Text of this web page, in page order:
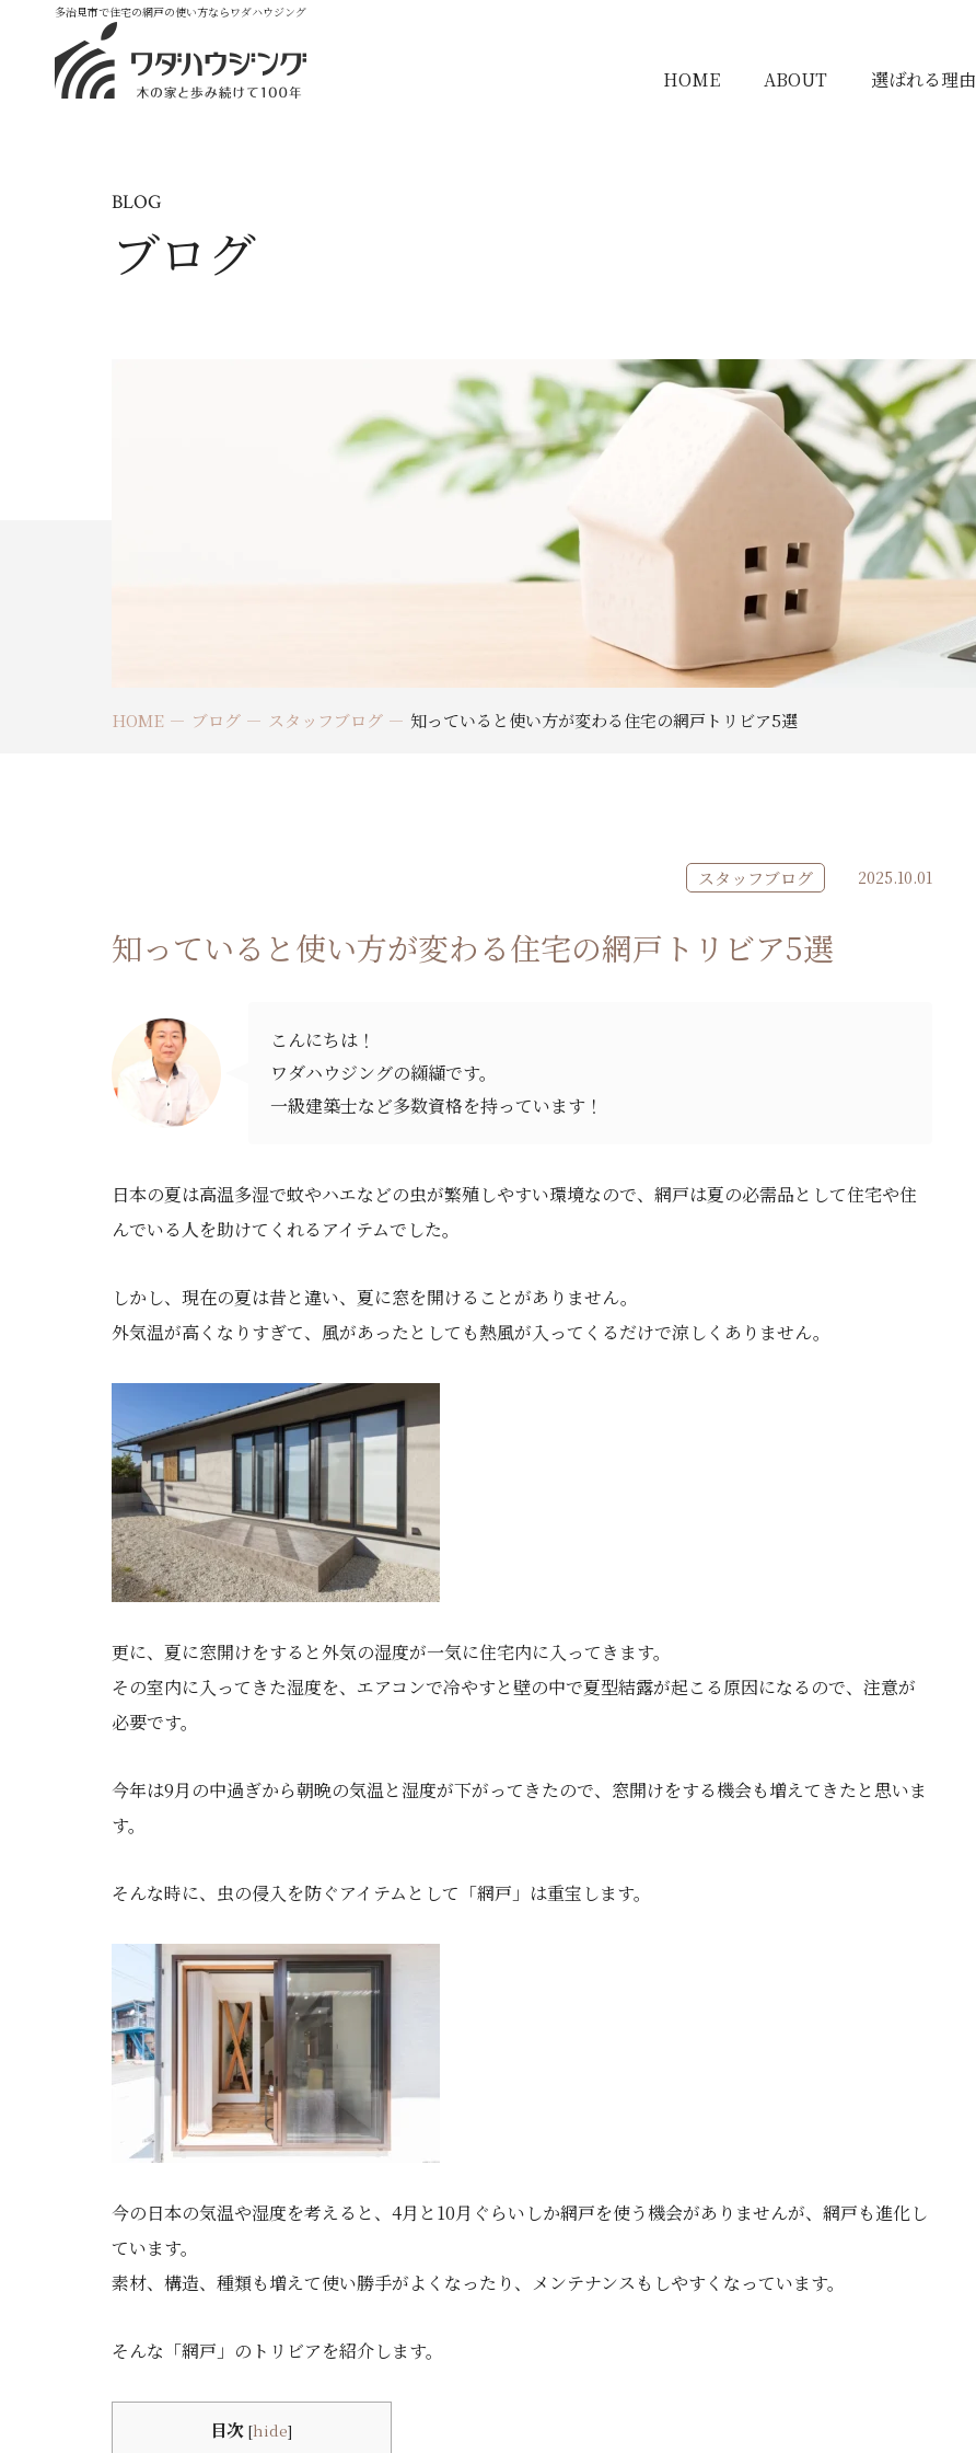
多治見市で住宅の網戸の使い方ならワダハウジング
HOME ABOUT 選ばれる理由
BLOG
ブログ
HOME ブログ スタッフブログ 知っていると使い方が変わる住宅の網戸トリビア5選
スタッフブログ 2025.10.01
知っていると使い方が変わる住宅の網戸トリビア5選
こんにちは！
ワダハウジングの纐纈です。
一級建築士など多数資格を持っています！
日本の夏は高温多湿で蚊やハエなどの虫が繁殖しやすい環境なので、網戸は夏の必需品として住宅や住
んでいる人を助けてくれるアイテムでした。
しかし、現在の夏は昔と違い、夏に窓を開けることがありません。
外気温が高くなりすぎて、風があったとしても熱風が入ってくるだけで涼しくありません。
更に、夏に窓開けをすると外気の湿度が一気に住宅内に入ってきます。
その室内に入ってきた湿度を、エアコンで冷やすと壁の中で夏型結露が起こる原因になるので、注意が
必要です。
今年は9月の中過ぎから朝晩の気温と湿度が下がってきたので、窓開けをする機会も増えてきたと思いま
す。
そんな時に、虫の侵入を防ぐアイテムとして「網戸」は重宝します。
今の日本の気温や湿度を考えると、4月と10月ぐらいしか網戸を使う機会がありませんが、網戸も進化し
ています。
素材、構造、種類も増えて使い勝手がよくなったり、メンテナンスもしやすくなっています。
そんな「網戸」のトリビアを紹介します。
目次 [hide]